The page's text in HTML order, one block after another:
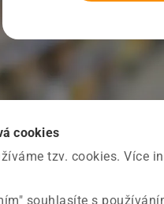
cookies
tzv. cookies. Více
souhlasíte s